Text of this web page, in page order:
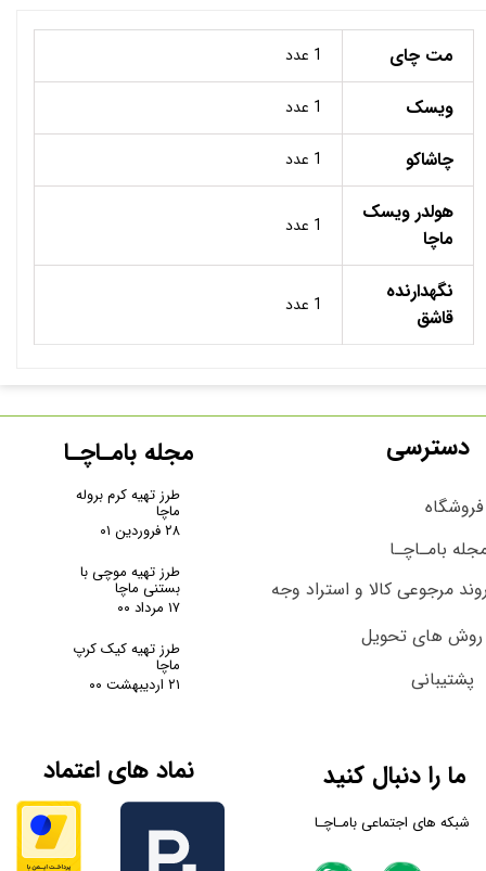
مت چای 1 عدد
ویسک 1 عدد
چاشاکو 1 عدد
هولدر ویسک
ماچا
1 عدد
نگهدارنده
قاشق
1 عدد
دسترسی
فروشگاه
بامـاچـا
پشتیبانی
روش های تحویل
مرجوعی کالا و استراد وجه
شبکه های اجتماعی بامـاچـا
ما را دنبال کنید
مجله بامـاچـا
طرز تهیه کرم بروله
ماچا
۲۸ فروردین ۰۱
طرز تهیه موچی با
بستنی ماچا
۱۷ مرداد ۰۰
طرز تهیه کیک کرپ
ماچا
۲۱ اردیبهشت ۰۰
نماد های اعتماد